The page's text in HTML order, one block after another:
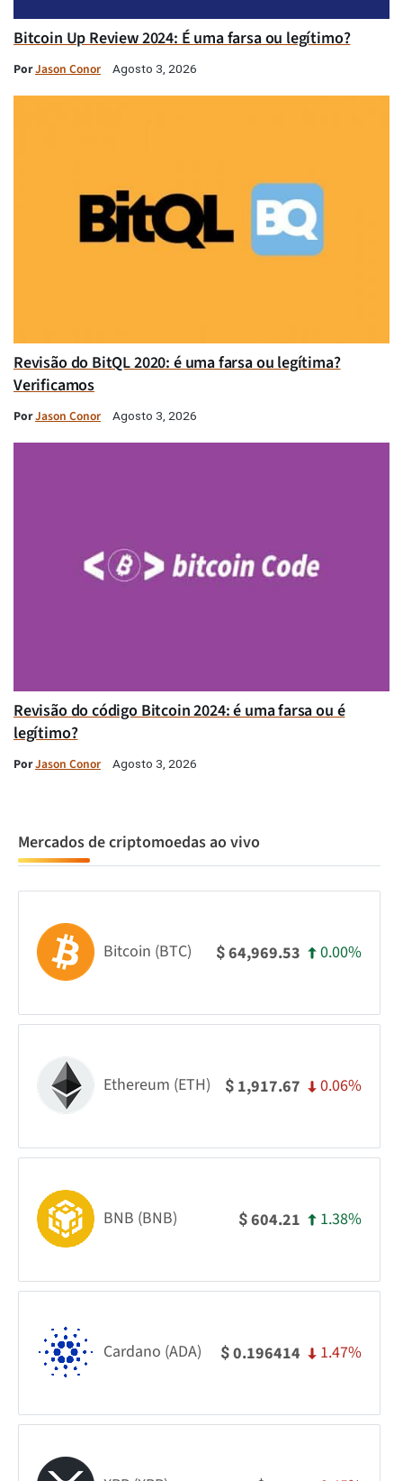
Bitcoin Up Review 2024: É uma farsa ou legítimo?
PorJason Conor Agosto 3, 2026
Revisão do BitQL 2020: é uma farsa ou legítima?
Verificamos
PorJason Conor Agosto 3, 2026
Revisão do código Bitcoin 2024: é uma farsa ou é
legítimo?
PorJason Conor Agosto 3, 2026
Mercados de criptomoedas ao vivo
Bitcoin (BTC) $64,969.53 0.00%
Ethereum (ETH) $ 1,917.67 0.06%
BNB (BNB) $604.21 1.38%
Cardano (ADA) $0.196414 1.47%